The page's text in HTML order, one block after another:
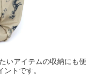
いアイテムの収納にも便
トです。